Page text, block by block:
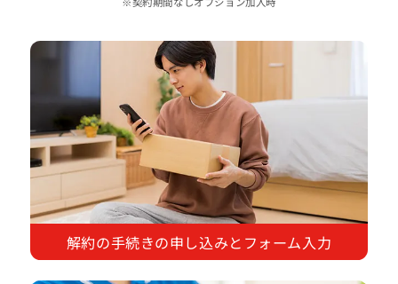
解約の手続きの申し込みとフォーム入力